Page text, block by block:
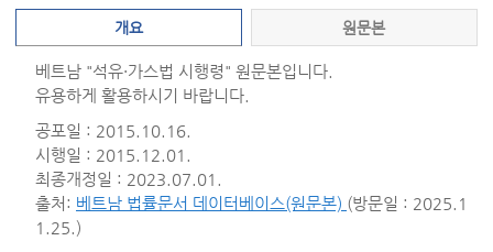
개요 원문본
베트남 "석유·가스법 시행령" 원문본입니다.
유용하게 활용하시기 바랍니다.
공포일 : 2015.10.16.
시행일 : 2015.12.01.
최종개정일 : 2023.07.01.
출처: 베트남 법률문서 데이터베이스(원문본) (방문일 : 2025.1
1.25.)